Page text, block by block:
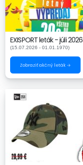
EXISPORT leták - júli 2026
(15.07.2026 - 01.01.1970)
Zobraziť akčný leták →